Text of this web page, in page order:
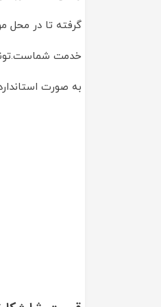
گرفته تا در محل
خدمت
به صورت